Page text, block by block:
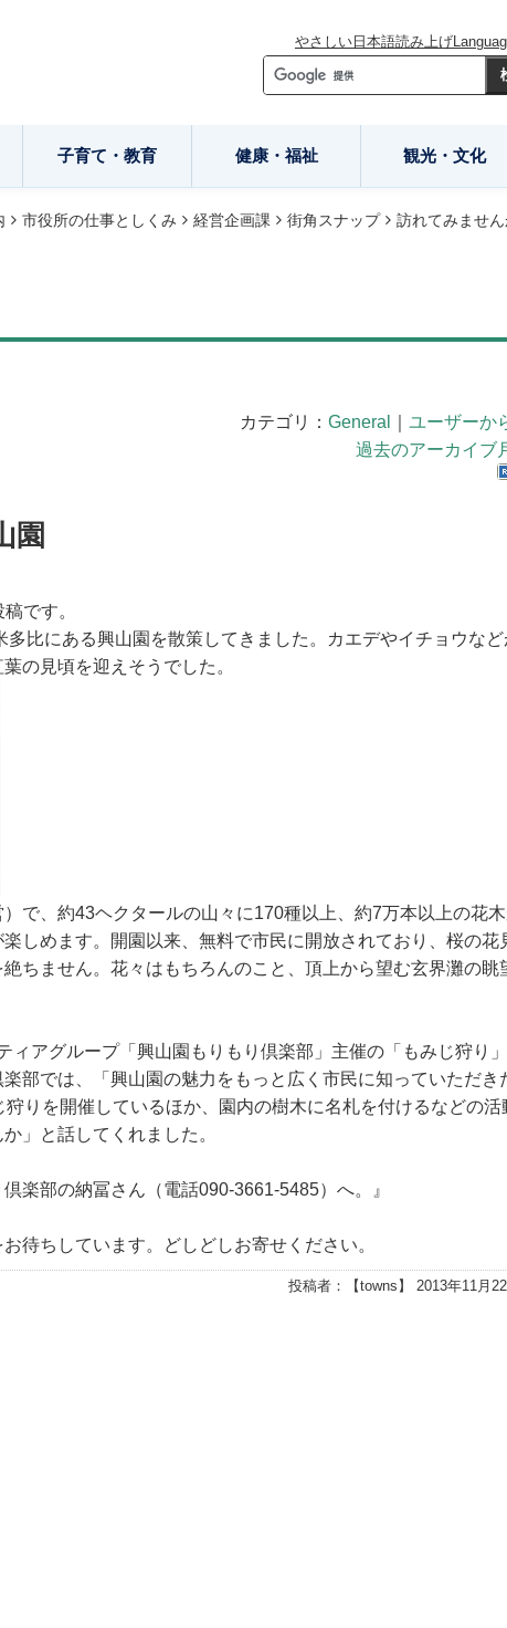
やさしい日本語読み上げ
子育て・教育 健康・福祉 観光・文化
市役所の仕事としくみ 経営企画課 街角スナップ 訪れてみませ
カテゴリ： General ユーザーか
過去のアーカイブ
園
です。
多比にある興山園を散策してきました。カエデやイチョウな
の見頃を迎えそうでした。
で、約43ヘクタールの山々に170種以上、約7万本以上の花
しめます。開園以来、無料で市民に開放されており、桜の花
ちません。花々はもちろんのこと、頂上から望む玄界灘の眺
ィアグループ「興山園もりもり倶楽部」主催の「もみじ狩り
部では、「興山園の魅力をもっと広く市民に知っていただき
りを開催しているほか、園内の樹木に名札を付けるなどの活
」と話してくれました。
楽部の納冨さん（電話090-3661-5485）へ。』
待ちしています。どしどしお寄せください。
投稿者：【towns 】 2013年11月